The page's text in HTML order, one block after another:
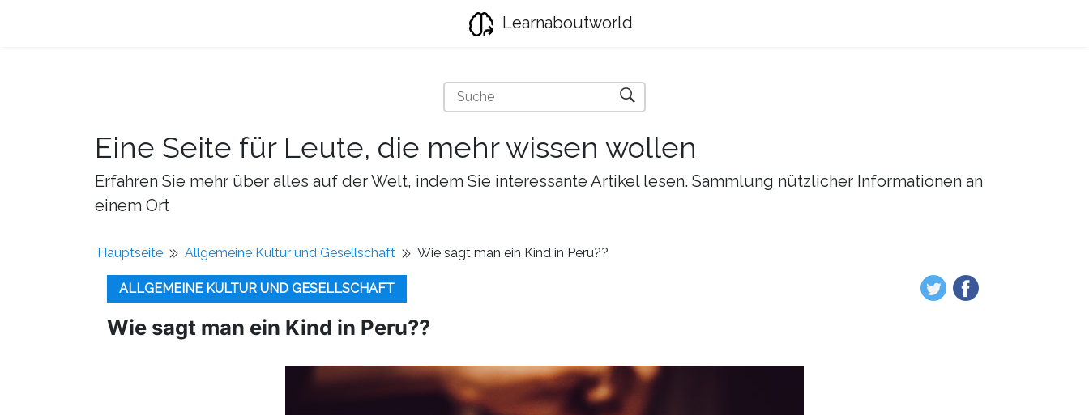
Learnaboutworld
Eine Seite für Leute, die mehr wissen wollen
Erfahren Sie mehr über alles auf der Welt, indem Sie interessante Artikel lesen. Sammlung nützlicher Informationen an
einem Ort
Hauptseite Allgemeine Kultur und Gesellschaft Wie sagt man ein Kind in Peru??
ALLGEMEINE KULTUR UND GESELLSCHAFT
Wie sagt man ein Kind in Peru??